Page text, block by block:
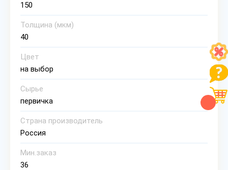
150
Толщина (мкм)
40
Цвет
на выбор
Сырье
первичка
Страна производитель
Россия
Мин.заказ
36